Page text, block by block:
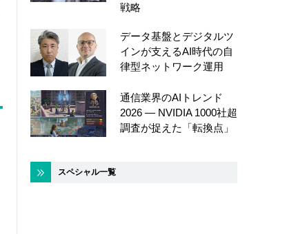
戦略
データ基盤とデジタルツ
インが支えるAI時代の自
律型ネットワーク運用
通信業界のAIトレンド
2026 ― NVIDIA 1000社超
調査が捉えた「転換点」
スペシャル一覧